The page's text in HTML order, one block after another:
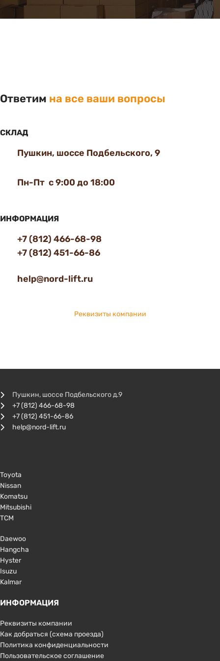
Ответим на все ваши вопросы
СКЛАД
Пушкин, шоссе Подбельского, 9
Пн-Пт с 9:00 до 18:00
ИНФОРМАЦИЯ
+7 (812) 466-68-98
+7 (812) 451-66-86
help@nord-lift.ru
Реквизиты компании
Пушкин, шоссе Подбельского д.9
+7 (812) 466-68-98
+7 (812) 451-66-86
help@nord-lift.ru
Toyota
Nissan
Komatsu
Mitsubishi
TCM
Daewoo
Hangcha
Hyster
Isuzu
Kalmar
ИНФОРМАЦИЯ
Реквизиты компании
Как добраться (схема проезда)
Политика конфиденциальности
Пользовательское соглашение